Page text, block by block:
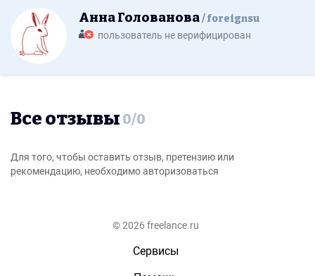
Анна Голованова foreignsu
пользователь не верифицирован
Все отзывы 0/0
Для того, чтобы оставить отзыв, претензию или
рекомендацию, необходимо авторизоваться
© 2026 freelance.ru
Сервисы